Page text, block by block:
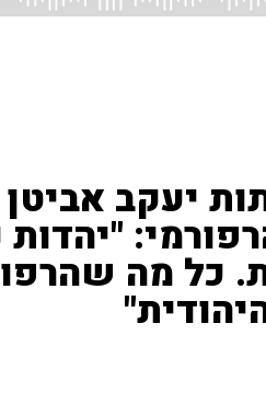
יעקב
כל מה